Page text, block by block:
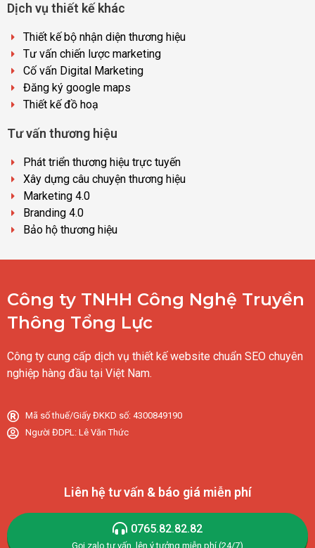
Dịch vụ thiết kế khác
Thiết kế bộ nhận diện thương hiệu
Tư vấn chiến lược marketing
Cố vấn Digital Marketing
Đăng ký google maps
Thiết kế đồ hoạ
Tư vấn thương hiệu
Phát triển thương hiệu trực tuyến
Xây dựng câu chuyện thương hiệu
Marketing 4.0
Branding 4.0
Bảo hộ thương hiệu
Công ty TNHH Công Nghệ Truyền
Thông Tổng Lực
Công ty cung cấp dịch vụ thiết kế website chuẩn SEO chuyên
nghiệp hàng đầu tại Việt Nam.
Mã số thuế/Giấy ĐKKD số: 4300849190
Người ĐDPL: Lê Văn Thức
Liên hệ tư vấn & báo giá miễn phí
0765.82.82.82
Gọi,zalo tư vấn, lên ý tưởng miễn phí (24/7)